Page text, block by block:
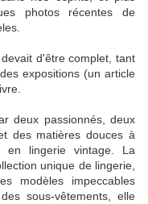
photos récentes de
d'être complet, tant
expositions (un article
deux passionnés, deux
des matières douces à
lingerie vintage. La
unique de lingerie,
modèles impeccables
sous-vêtements, elle